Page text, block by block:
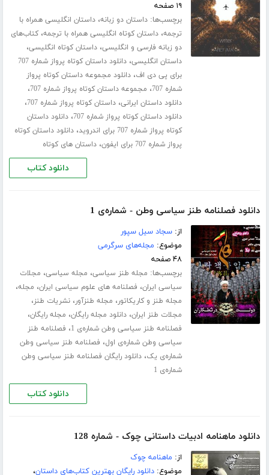
۱۹ صفحه
برچسب‌ها:داستان دو زبانه،داستان انگلیسی همراه با
ترجمه،داستان کوتاه انگلیسی همراه با ترجمه،کتاب‌های
دو زبانه فارسی و انگلیسی،داستان کوتاه انگلیسی،
داستان انگلیسی،
دانلود داستان کوتاه پرواز شماره 707
برای پی دی اف،دانلود مجموعه داستان کوتاه پرواز
شماره 707
، مجموعه داستان کوتاه پرواز شماره 707 ،
دانلود داستان ایرانی،داستان کوتاه پرواز شماره 707 ،
دانلود داستان کوتاه پرواز شماره 707 ،دانلود داستان
کوتاه پرواز شماره 707 برای اندروید
،دانلود داستان کوتاه
پرواز شماره 707 برای ایفون
،داستان های کوتاه
دانلود کتاب
دانلود فصلنامه طنز سیاسی وطن - شماره‌ی 1
از:سجاد سیل سپور
موضوع: مجله‌های سرگرمی
۴۸ صفحه
برچسب‌ها: مجله طنز سیاسی، مجله سیاسی، مجلات
سیاسی ایران، فصلنامه های علوم سیاسی ایران، مجله،
مجله طنز و کاریکاتور، مجله طنزآور،نشریات طنز،
مجلات طنز ایران،دانلود مجله رایگان، مجله رایگان،
فصلنامه طنز سیاسی وطن شماره‌ی 1 ، فصلنامه طنز
سیاسی وطن شماره‌ی اول، فصلنامه طنز سیاسی وطن
شماره‌ی یک،دانلود رایگان فصلنامه طنز سیاسی وطن
شماره‌ی 1
دانلود کتاب
دانلود ماهنامه ادبیات داستانی چوک - شماره 128
از: ماهنامه چوک
موضوع:دانلود رایگان بهترین کتاب‌های داستان،